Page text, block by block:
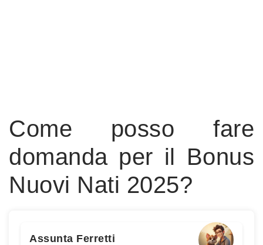
Come posso fare
domanda per il Bonus
Nuovi Nati 2025?
Assunta Ferretti